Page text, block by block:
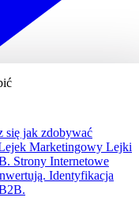
się jak zdobywać
Marketingowy Lejki
Strony Internetowe
Identyfikacja